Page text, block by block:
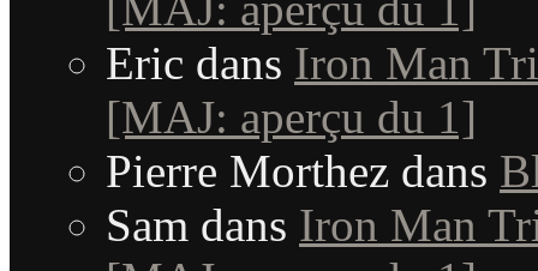
Eric dans Iron Man
[MAJ: aperçu du 1]
Pierre Morthez dans
Sam dans Iron Man